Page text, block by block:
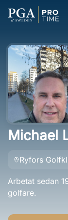
Michael
Ryfors
Arbetat sedan
golfare.